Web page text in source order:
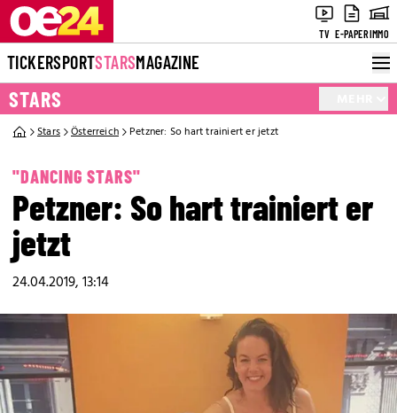
TV E-PAPERIMMO
TICKERSPORTSTARSMAGAZINE
STARS
Stars Österreich Petzner: So hart trainiert er jetzt
"DANCING STARS"
Petzner: So hart trainiert er
jetzt
24.04.2019, 13:14